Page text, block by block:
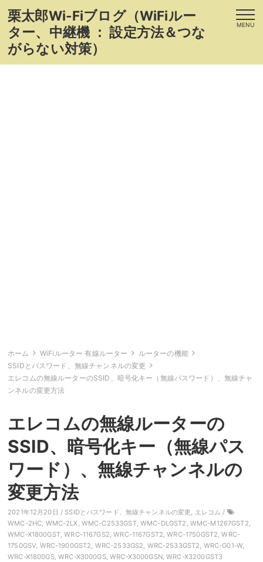
栗太郎Wi-Fiブログ（WiFiルー
ター、中継機 ： 設定方法＆つな
がらない対策）
MENU
ホーム WiFiルーター 有線ルーター
ルーターの機能
SSIDとパスワード、無線チャンネルの変更
エレコムの無線ルーターのSSID、暗号化キー（無線パスワード）、無線チャ
ンネルの変更方法
エレコムの無線ルーターの
SSID、暗号化キー（無線パス
ワード）、無線チャンネルの
変更方法
2021年12月20日 / SSIDとパスワード、無線チャンネルの変更, エレコム /
WMC-2HC, WMC-2LX, WMC-C2533GST, WMC-DLGST2 , WMC-M1267GST2,
WMC-X1800GST,WRC-1167GS2,WRC-1167GST2,WRC-1750GST2,WRC-
1750GSV, WRC-1900GST2, WRC-2533GS2, WRC-2533GST2, WRC-G01-W,
WRC-X1800GS,WRC-X3000GS,WRC-X3000GSN,WRC-X3200GST3